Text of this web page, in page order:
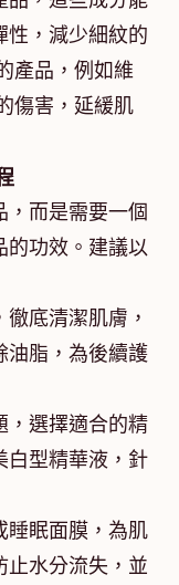
性，減少細紋的
產品，例如維
傷害，延緩肌
，而是需要一個
的功效。建議以
底清潔肌膚，
油脂，為後續護
，選擇適合的精
白型精華液，針
睡眠面膜，為肌
止水分流失，並